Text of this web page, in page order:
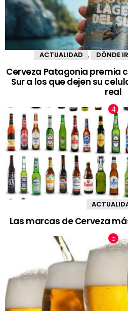
ACTUALIDAD , DÓNDE IR
Cerveza Patagonia premia
Sur a los que dejen su
real
Las marcas de Cerveza